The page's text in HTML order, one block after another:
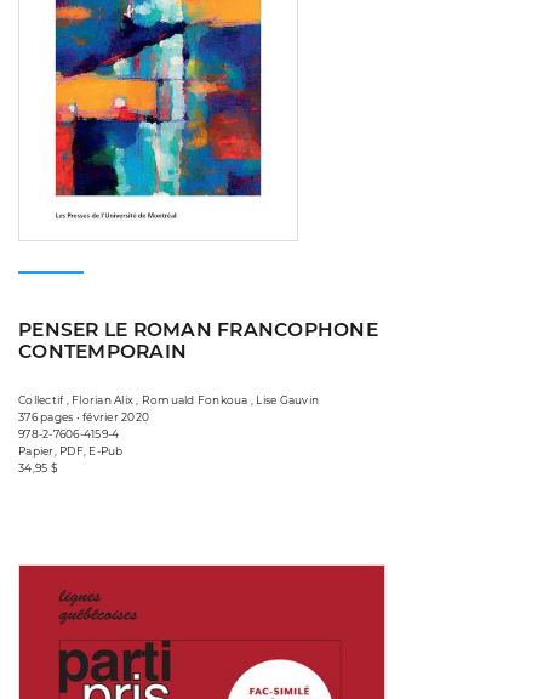
PENSER LE ROMAN FRANCOPHONE
CONTEMPORAIN
Collectif , Florian Alix , Romuald Fonkoua , Lise Gauvin
376 pages • février 2020
978-2-7606-4159-4
Papier, PDF, E-Pub
34,95 $